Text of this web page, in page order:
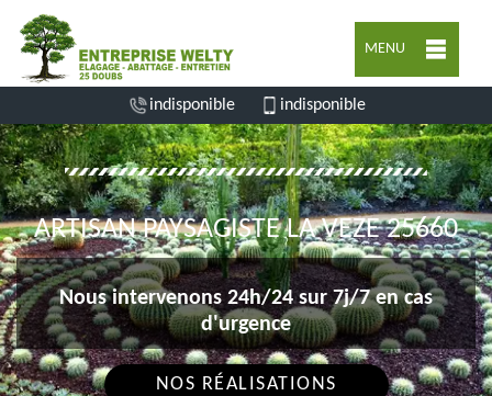
MENU
indisponible indisponible
ARTISAN PAYSAGISTE LA VEZE 25660
Nous intervenons 24h/24 sur 7j/7 en cas
d'urgence
NOS RÉALISATIONS